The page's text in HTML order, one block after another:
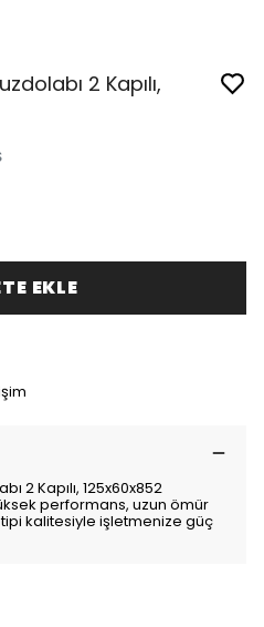
2 Kapılı,
EKLE
2 Kapılı, 125x60x852
performans, uzun ömür
kalitesiyle işletmenize güç